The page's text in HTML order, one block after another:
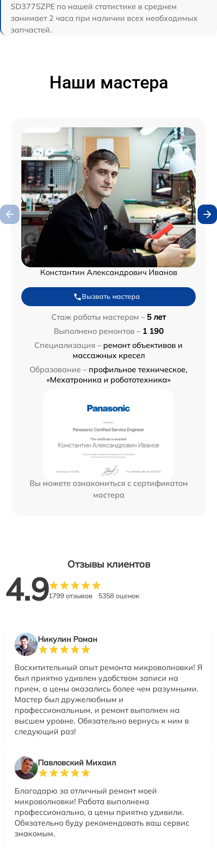
SD377SZPE по нашей статистике в среднем
занимает 2 часа при наличии всех необходимых
запчастей.
Наши мастера
Константин Александрович Иванов
Вызвать мастера
Стаж работы мастером – 5 лет
Выполнено ремонтов – 1 190
Специализация – ремонт объективов и
массажных кресел
Образование – профильное техническое,
«Мехатроника и робототехника»
Вы можете ознакомиться с сертификатом
мастера
Отзывы клиентов
4.91799 отзывов 5358 оценок
Никулин Роман
Восхитительный опыт ремонта микроволновки! Я
был приятно удивлен удобством записи на
прием, а цены оказались более чем разумными.
Мастер был дружелюбным и
профессиональным, и ремонт выполнен на
высшем уровне. Обязательно вернусь к ним в
следующий раз!
Павловский Михаил
Благодарю за отличный ремонт моей
микроволновки! Работа выполнена
профессионально, а цены приятно удивили.
Обязательно буду рекомендовать ваш сервис
знакомым.